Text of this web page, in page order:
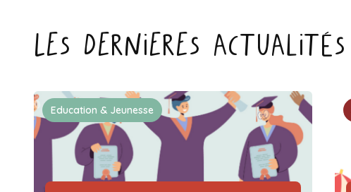
Les dernieres actualités
Education & Jeunesse